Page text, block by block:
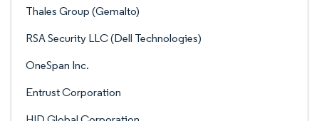
Thales Group (Gemalto)
RSA Security LLC (Dell Technologies)
OneSpan Inc.
Entrust Corporation